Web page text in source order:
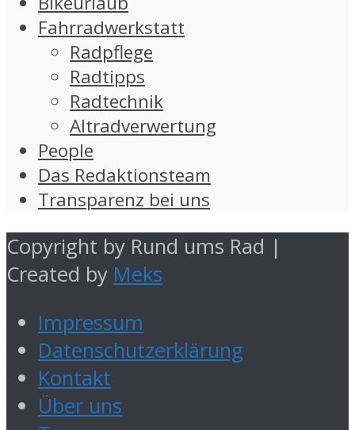
Fahrradwerkstatt
Radpflege
Radtipps
Radtechnik
Altradverwertung
People
Das Redaktionsteam
Transparenz bei uns
Copyright by Rund ums Rad |
Created by Meks
Impressum
Datenschutzerklärung
Kontakt
Über uns